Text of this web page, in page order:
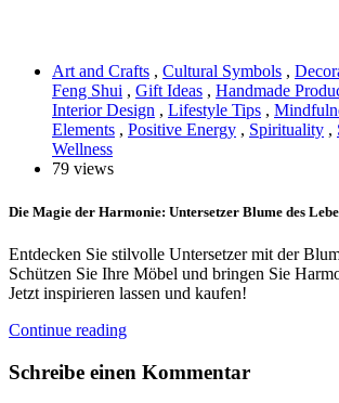
Art and Crafts , Cultural Symbols ,
Feng Shui , Gift Ideas , Handmade
Interior Design , Lifestyle Tips ,
Elements , Positive Energy , Spirituality ,
Wellness
79 views
Die Magie der Harmonie: Untersetzer Blume des
Entdecken Sie stilvolle Untersetzer mit der
Schützen Sie Ihre Möbel und bringen Sie
Jetzt inspirieren lassen und kaufen!
Continue reading
Schreibe einen Kommentar